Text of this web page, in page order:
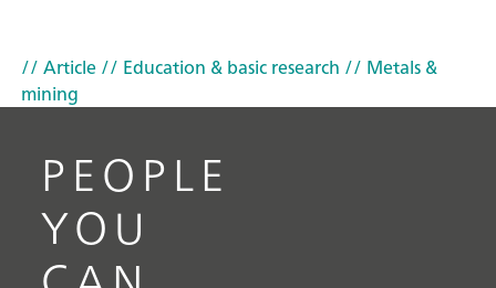
// Article// Education & basic research // Metals &
mining
PEOPLE
YOU